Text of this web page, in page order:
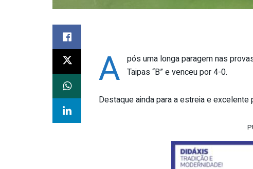
A pós uma longa paragem nas
Taipas “B” e venceu por 4-0.
Destaque ainda para a estreia e